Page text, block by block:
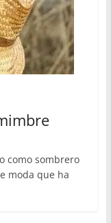
como sombrero
moda que ha